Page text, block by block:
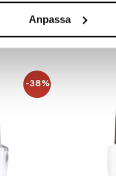
Anpassa
Sett med over og underlakken i OPI's Infinite Shine serie
OPI
frakr 145
-38%